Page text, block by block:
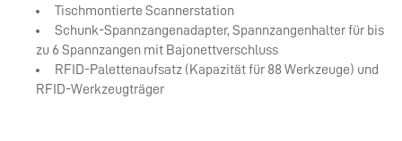
Tischmontierte Scannerstation
Schunk-Spannzangenadapter, Spannzangenhalter für bis
zu 6 Spannzangen mit Bajonettverschluss
RFID-Palettenaufsatz (Kapazität für 88 Werkzeuge) und
RFID-Werkzeugträger